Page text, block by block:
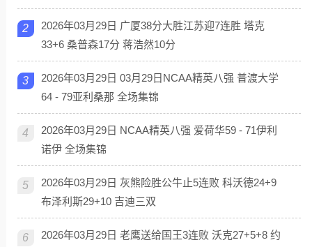
2
2026年03月29日 广厦38分大胜江苏迎7连胜 塔克
33+6 桑普森17分 蒋浩然10分
3
2026年03月29日 03月29日NCAA精英八强 普渡大学
64 - 79亚利桑那 全场集锦
4
2026年03月29日 NCAA精英八强 爱荷华59 - 71伊利
诺伊 全场集锦
5
2026年03月29日 灰熊险胜公牛止5连败 科沃德24+9
布泽利斯29+10 吉迪三双
6
2026年03月29日 老鹰送给国王3连败 沃克27+5+8 约